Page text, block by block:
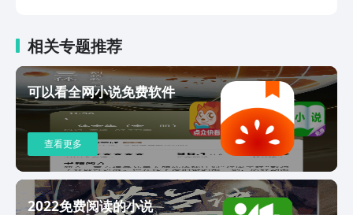
这一次，让阅读不再孤单； -「个性化」
随心个性化你的专属阅读风格； 优质书
籍：《老人与海》、《北京女子图鉴》、
《法医秦明》、《步步惊心》、《房思琪
的初恋乐园》、《云中歌》《大鱼》等。
知名作者：东野圭吾、海明威、贾平凹、
林清玄、鲁迅、琼瑶、林语堂、张嘉佳、
叶倾城等。 【10天陪你读本书】 小编精
心总结优质书籍内容，分享给热爱读书的
相关专题推荐
可以看全网小说免费软件
查看更多
2022免费阅读的小说